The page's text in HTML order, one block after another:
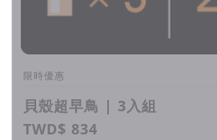
不含甲醛、螢光劑、防腐劑、含氯漂
限時優惠
貝殼超早鳥 | 3入組
TWD$ 834